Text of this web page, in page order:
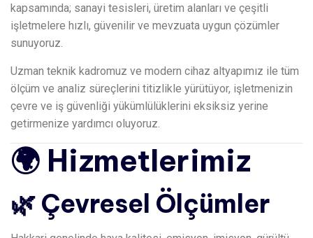
kapsamında; sanayi tesisleri, üretim alanları ve çeşitli
işletmelere hızlı, güvenilir ve mevzuata uygun çözümler
sunuyoruz.
Uzman teknik kadromuz ve modern cihaz altyapımız ile tüm
ölçüm ve analiz süreçlerini titizlikle yürütüyor, işletmenizin
çevre ve iş güvenliği yükümlülüklerini eksiksiz yerine
getirmenize yardımcı oluyoruz.
🌍 Hizmetlerimiz
🌿 Çevresel Ölçümler